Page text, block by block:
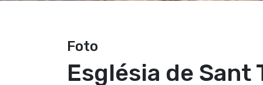
Foto
Església de Sant